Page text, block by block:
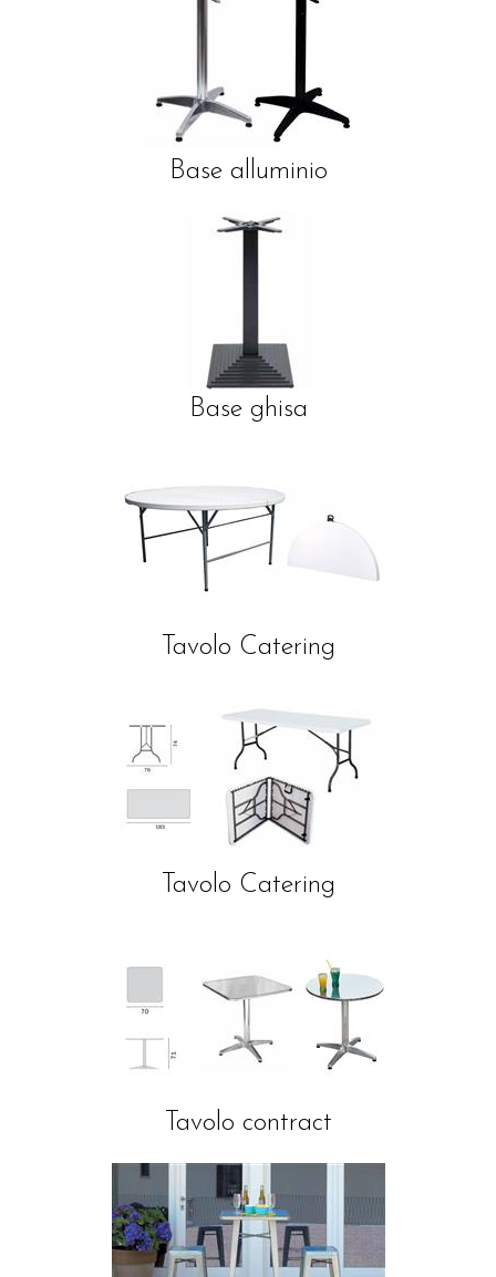
Base alluminio
Base ghisa
Tavolo Catering
Tavolo Catering
Tavolo contract